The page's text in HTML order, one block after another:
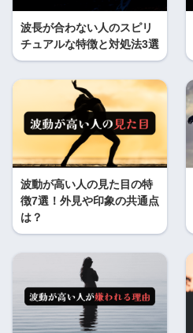
波長が合わない人のスピリ
チュアルな特徴と対処法3選
波動が高い人の見た目の特
徴7選！外見や印象の共通点
は？